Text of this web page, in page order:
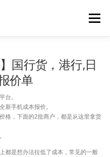
Menu
国行货，港行,日
价单
台。
新手机成本报价。
格，下面的2批商户，都是从这里拿货
都是想办法拉低了成本，常见的一般